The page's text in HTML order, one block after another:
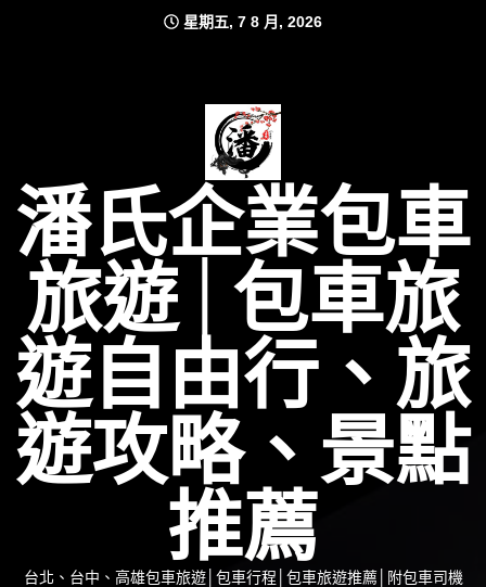
星期五, 7 8 月, 2026
潘氏企業包車
旅遊│包車旅
遊自由行、旅
遊攻略、景點
推薦
台北、台中、高雄包車旅遊│包車行程│包車旅遊推薦│附包車司機